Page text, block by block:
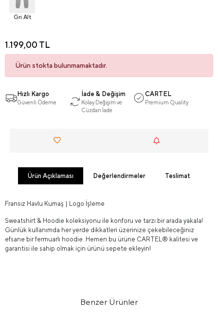
Gri Alt
1.199,00 TL
Ürün stokta bulunmamaktadır.
Hızlı Kargo
Güvenli Ödeme
İade & Değişim
Kolay Değişim ve
Cüzdan İade
CARTEL
Premium Quality
Ürün Açıklaması Değerlendirmeler Teslimat
Fransız Havlu Kumaş | Logo İşleme
Sweatshirt & Hoodie koleksiyonu ile konforu ve tarzı bir arada yakala!
Günlük kullanımda her yerde dikkatleri üzerinize çekebileceğiniz
efsane bir fermuarlı hoodie. Hemen bu ürüne CARTEL® kalitesi ve
garantisi ile sahip olmak için ürünü sepete ekleyin!
Benzer Ürünler